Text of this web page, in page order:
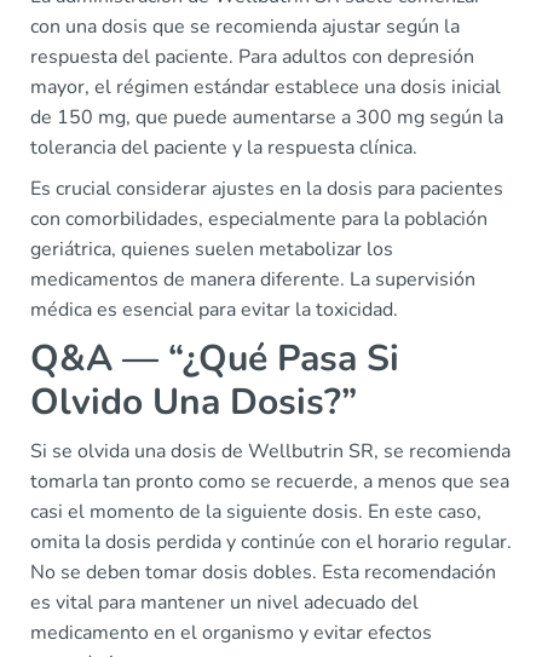
con una dosis que se recomienda ajustar según la
respuesta del paciente. Para adultos con depresión
mayor, el régimen estándar establece una dosis inicial
de 150 mg, que puede aumentarse a 300 mg según la
tolerancia del paciente y la respuesta clínica.
Es crucial considerar ajustes en la dosis para pacientes
con comorbilidades, especialmente para la población
geriátrica, quienes suelen metabolizar los
medicamentos de manera diferente. La supervisión
médica es esencial para evitar la toxicidad.
Q&A — “¿Qué Pasa Si
Olvido Una Dosis?”
Si se olvida una dosis de Wellbutrin SR, se recomienda
tomarla tan pronto como se recuerde, a menos que sea
casi el momento de la siguiente dosis. En este caso,
omita la dosis perdida y continúe con el horario regular.
No se deben tomar dosis dobles. Esta recomendación
es vital para mantener un nivel adecuado del
medicamento en el organismo y evitar efectos